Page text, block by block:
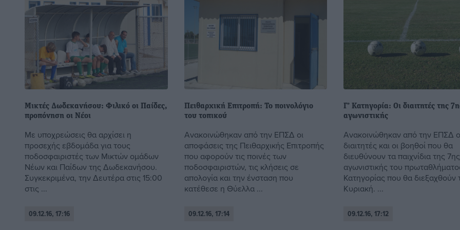
Μικτές Δωδεκανήσου: Φιλικό οι Παίδες,
προπόνηση οι Νέοι
Με υποχρεώσεις θα αρχίσει η
προσεχής εβδομάδα για τους
ποδοσφαιριστές των Μικτών ομάδων
Νέων και Παίδων της Δωδεκανήσου.
Συγκεκριμένα, την Δευτέρα στις 15:00
στις ...
09.12.16, 17:16
Πειθαρχική Επιτροπή: Το ποινολόγιο
του τοπικού
Ανακοινώθηκαν από την ΕΠΣΔ οι
αποφάσεις της Πειθαρχικής Επιτροπής
που αφορούν τις ποινές των
ποδοσφαιριστών, τις κλήσεις σε
απολογία και την ένσταση που
κατέθεσε η Θύελλα ...
09.12.16, 17:14
Γ’ Κατηγορία: Οι διαιτητές της
αγωνιστικής
Ανακοινώθηκαν από την ΕΠΣΔ
διαιτητές και οι βοηθοί που θα
διευθύνουν τα παιχνίδια της 7ης
αγωνιστικής του
Κατηγορίας που θα διεξαχθούν
Κυριακή. ...
09.12.16, 17:12